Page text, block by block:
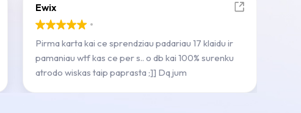
Ewix
Pirma karta kai ce sprendziau padariau 17 klaidu ir
pamaniau wtf kas ce per s.. o db kai 100% surenku
atrodo wiskas taip paprasta ;]] Dq jum